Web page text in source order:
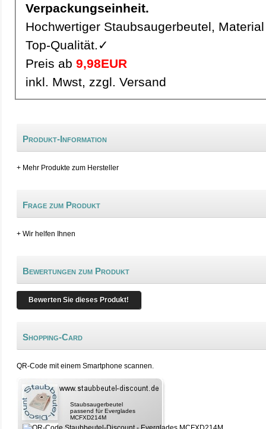
Verpackungseinheit.
Hochwertiger Staubsaugerbeutel,
Top-Qualität.✓
Preis ab 9,98EUR
inkl. Mwst, zzgl. Versand
Produkt-Information
+ Mehr Produkte zum Hersteller
Frage zum Produkt
+ Wir helfen Ihnen
Bewertungen zum Produkt
Bewerten Sie dieses Produkt!
Shopping-Card
QR-Code mit einem Smartphone scannen.
Staubsaugerbeutel
passend für Everglades
MCFXD214M